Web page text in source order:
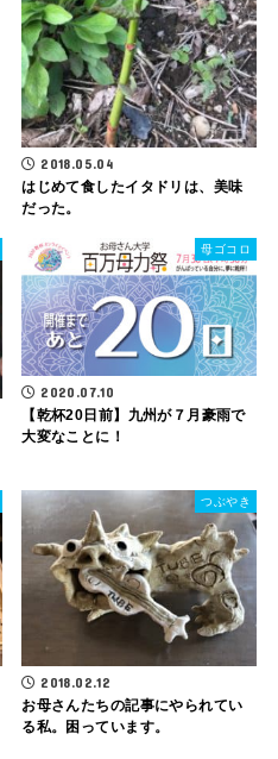
2018.05.04
はじめて食したイタドリは、美味
だった。
母ゴコロ
2020.07.10
【乾杯20日前】九州が７月豪雨で
大変なことに！
つぶやき
2018.02.12
お母さんたちの記事にやられてい
る私。困っています。